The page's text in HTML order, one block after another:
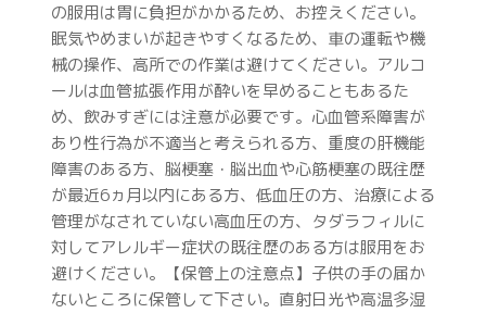
の服用は胃に負担がかかるため、お控えください。
眠気やめまいが起きやすくなるため、車の運転や機
械の操作、高所での作業は避けてください。アルコ
ールは血管拡張作用が酔いを早めることもあるた
め、飲みすぎには注意が必要です。心血管系障害が
あり性行為が不適当と考えられる方、重度の肝機能
障害のある方、脳梗塞・脳出血や心筋梗塞の既往歴
が最近6ヵ月以内にある方、低血圧の方、治療による
管理がなされていない高血圧の方、タダラフィルに
対してアレルギー症状の既往歴のある方は服用をお
避けください。【保管上の注意点】子供の手の届か
ないところに保管して下さい。直射日光や高温多湿